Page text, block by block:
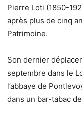
Pierre Loti (1850-
après plus de cinq
Patrimoine.
Son dernier
septembre dans le
l’abbaye de
dans un bar-tabac